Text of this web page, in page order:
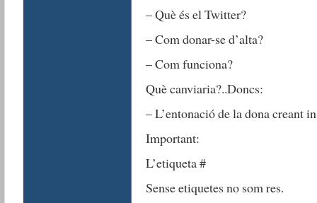
– Què és el Twitter?
– Com donar-se d’alta?
– Com funciona?
Què canviaria?..Doncs:
– L’entonació de la dona creant
Important:
L’etiqueta #
Sense etiquetes no som res.